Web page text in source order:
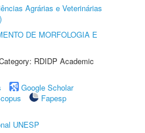
Agrárias e Veterinárias
DE MORFOLOGIA E
RDIDP Academic
Google Scholar
Fapesp
UNESP